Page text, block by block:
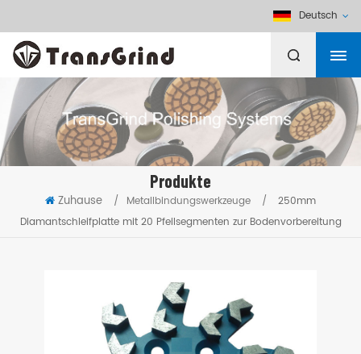
Deutsch
Produkte
Zuhause / Metallbindungswerkzeuge /
250mm
Diamantschleifplatte mit 20 Pfeilsegmenten zur Bodenvorbereitung